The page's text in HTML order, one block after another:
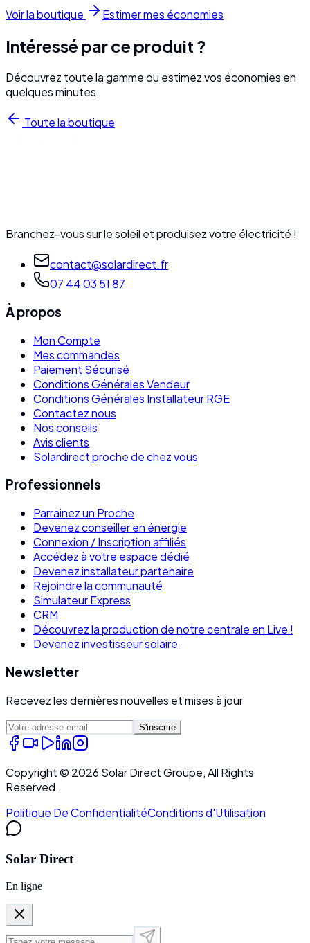
Voir la boutique Estimer mes économies
Intéressé par ce produit ?
Découvrez toute la gamme ou estimez vos économies en
quelques minutes.
Toute la boutique
Branchez-vous sur le soleil et produisez votre électricité !
contact@solardirect.fr
07 44 03 51 87
À propos
Mon Compte
Mes commandes
Paiement Sécurisé
Conditions Générales Vendeur
Conditions Générales Installateur RGE
Contactez nous
Nos conseils
Avis clients
Solardirect proche de chez vous
Professionnels
Parrainez un Proche
Devenez conseiller en énergie
Connexion / Inscription affiliés
Accédez à votre espace dédié
Devenez installateur partenaire
Rejoindre la communauté
Simulateur Express
CRM
Découvrez la production de notre centrale en Live !
Devenez investisseur solaire
Newsletter
Recevez les dernières nouvelles et mises à jour
S'inscrire
Copyright © 2026 Solar Direct Groupe, All Rights
Reserved.
Politique De ConfidentialitéConditions d'Utilisation
Solar Direct
En ligne